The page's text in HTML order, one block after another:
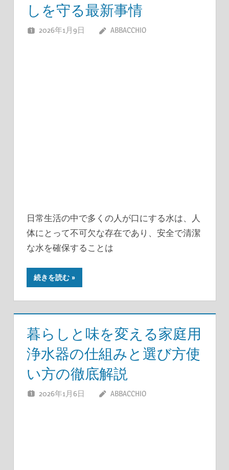
しを守る最新事情
2026年1月9日 ABBACCHIO
日常生活の中で多くの人が口にする水は、人
体にとって不可欠な存在であり、安全で清潔
な水を確保することは
続きを読む
暮らしと味を変える家庭用
浄水器の仕組みと選び方使
い方の徹底解説
2026年1月6日 ABBACCHIO